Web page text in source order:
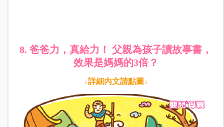
8. 爸爸力，真給力！ 父親為孩子讀故事書，
效果是媽媽的3倍？
↓詳細內文請點圖↓